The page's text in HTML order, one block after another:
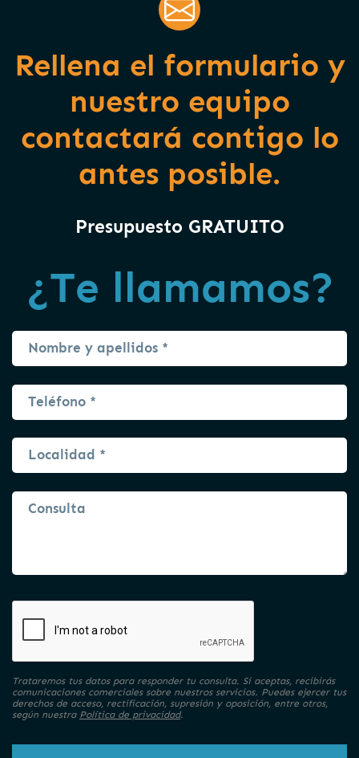
Rellena el formulario y
nuestro equipo
contactará contigo lo
antes posible.
Presupuesto GRATUITO
¿Te llamamos?
Trataremos tus datos para responder tu consulta. Si aceptas, recibirás
comunicaciones comerciales sobre nuestros servicios. Puedes ejercer tus
derechos de acceso, rectificación, supresión y oposición, entre otros,
según nuestra Política de privacidad.